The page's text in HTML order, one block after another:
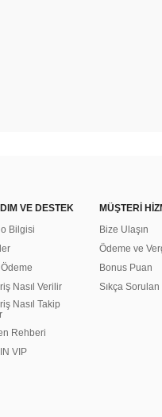
VE DESTEK
Bilgisi
Nasıl Verilir
Nasıl Takip
Rehberi
VIP
MÜŞTERİ
Bize Ulaşın
Ödeme ve
Bonus Puan
Sıkça